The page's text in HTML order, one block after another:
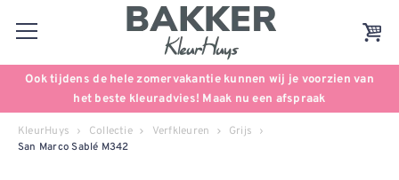
Ook tijdens de hele zomervakantie kunnen wij je voorzien van
het beste kleuradvies! Maak nu een afspraak
KleurHuys Collectie Verfkleuren Grijs
San Marco Sablé M342